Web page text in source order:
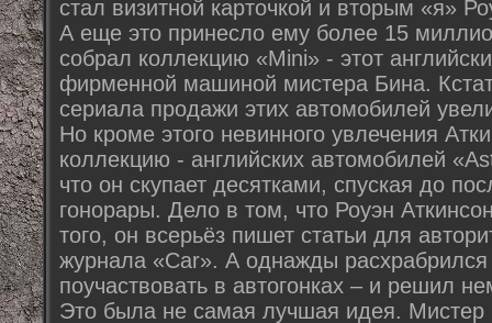
стал визитной карточкой и вторым «я»
А еще это принесло ему более 15
собрал коллекцию «Mini» - этот
фирменной машиной мистера Бина.
сериала продажи этих автомобилей
Но кроме этого невинного увлечения
коллекцию - английских автомобилей
что он скупает десятками, спуская до
гонорары. Дело в том, что Роуэн
того, он всерьёз пишет статьи для
журнала «Car». А однажды расхрабрился
поучаствовать в автогонках – и решил
Это была не самая лучшая идея.